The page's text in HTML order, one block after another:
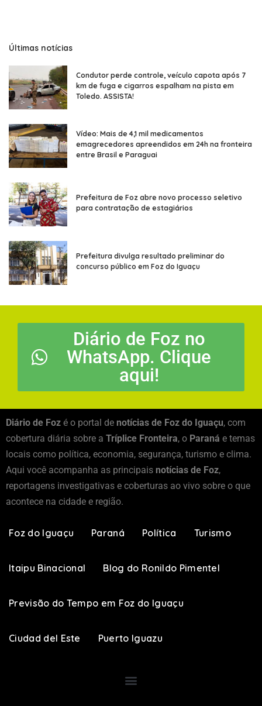
Últimas notícias
Condutor perde controle, veículo capota após 7
km de fuga e cigarros espalham na pista em
Toledo. ASSISTA!
Vídeo: Mais de 4,1 mil medicamentos
emagrecedores apreendidos em 24h na fronteira
entre Brasil e Paraguai
Prefeitura de Foz abre novo processo seletivo
para contratação de estagiários
Prefeitura divulga resultado preliminar do
concurso público em Foz do Iguaçu
Diário de Foz no
WhatsApp. Clique
aqui!
Diário de Foz é o portal de notícias de Foz do Iguaçu, com
cobertura diária sobre a Tríplice Fronteira, o Paraná e temas
locais como política, economia, segurança, turismo e clima.
Aqui você acompanha as principais notícias de Foz,
reportagens investigativas e coberturas ao vivo sobre o que
acontece na cidade e região.
Foz do Iguaçu Paraná Política Turismo
Itaipu Binacional Blog do Ronildo Pimentel
Previsão do Tempo em Foz do Iguaçu
Ciudad del Este Puerto Iguazu